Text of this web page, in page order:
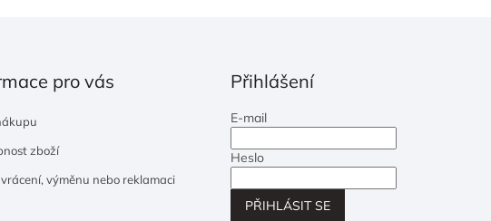
pro vás
zboží
vrácení, výměnu nebo reklamaci
Přihlášení
E-mail
Heslo
PŘIHLÁSIT SE